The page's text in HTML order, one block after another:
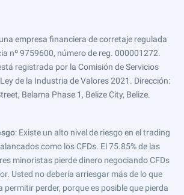
empresa financiera de corretaje regulada
nº 9759600, número de reg. 000001272.
registrada por la Comisión de Servicios
de la Industria de Valores 2021. Dirección:
Belama Phase 1, Belize City, Belize.
: Existe un alto nivel de riesgo en el trading
como los CFDs. El 75.85% de las
minoristas pierde dinero negociando CFDs
Usted no debería arriesgar más de lo que
permitir perder, porque es posible que pierda